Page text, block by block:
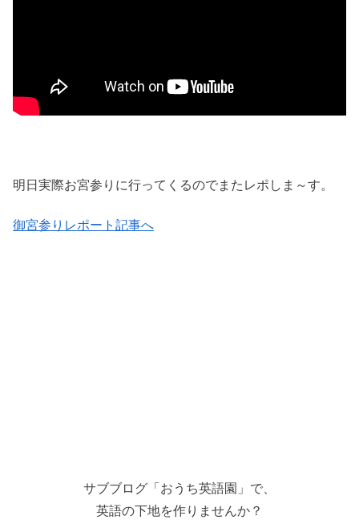
明日実際お宮参りに行ってくるのでまたレポしま～す。
御宮参りレポート記事へ
サブブログ「おうち英語園」で、
英語の下地を作りませんか？